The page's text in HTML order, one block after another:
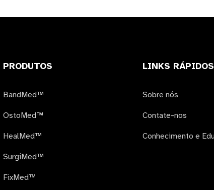
PRODUTOS
BandMed™
OstoMed™
HealMed™
SurgiMed™
FixMed™
LINKS RÁPIDOS
Sobre nós
Contate-nos
Conhecimento e